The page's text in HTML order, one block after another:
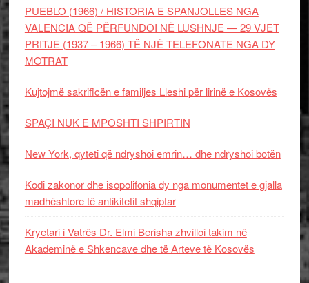
PUEBLO (1966) / HISTORIA E SPANJOLLES NGA
VALENCIA QË PËRFUNDOI NË LUSHNJE — 29 VJET
PRITJE (1937 – 1966) TË NJË TELEFONATE NGA DY
MOTRAT
Kujtojmë sakrificën e familjes Lleshi për lirinë e Kosovës
SPAÇI NUK E MPOSHTI SHPIRTIN
New York, qyteti që ndryshoi emrin… dhe ndryshoi botën
Kodi zakonor dhe isopolifonia dy nga monumentet e gjalla
madhështore të antikitetit shqiptar
Kryetari i Vatrës Dr. Elmi Berisha zhvilloi takim në
Akademinë e Shkencave dhe të Arteve të Kosovës